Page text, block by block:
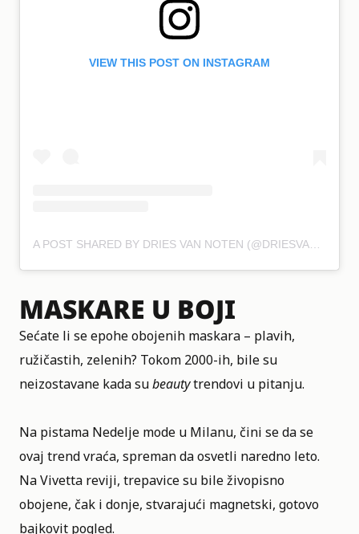
VIEW THIS POST ON INSTAGRAM
MASKARE U BOJI
Sećate li se epohe obojenih maskara – plavih,
ružičastih, zelenih? Tokom 2000-ih, bile su
neizostavane kada subeautytrendovi u pitanju.
Na pistama Nedelje mode u Milanu, čini se da se
ovaj trend vraća, spreman da osvetli naredno leto.
Na Vivetta reviji, trepavice su bile živopisno
obojene, čak i donje, stvarajući magnetski, gotovo
bajkovit pogled.